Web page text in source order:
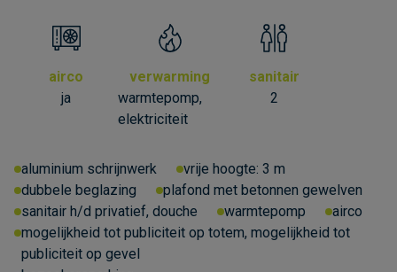
airco
ja
verwarming
warmtepomp,
elektriciteit
sanitair
2
aluminium schrijnwerk vrije hoogte: 3 m
dubbele beglazing
plafond met betonnen gewelven
sanitair h/d privatief, douche
warmtepomp
airco
mogelijkheid tot publiciteit op totem, mogelijkheid tot
publiciteit op gevel